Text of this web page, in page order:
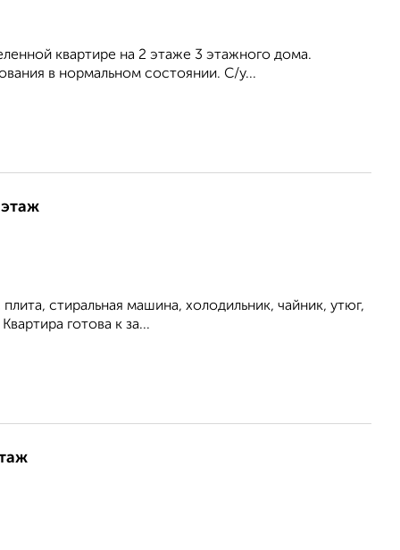
квартире на 2 этаже 3 этажного дома.
в нормальном состоянии. С/у...
стиральная машина, холодильник, чайник, утюг,
готова к за...